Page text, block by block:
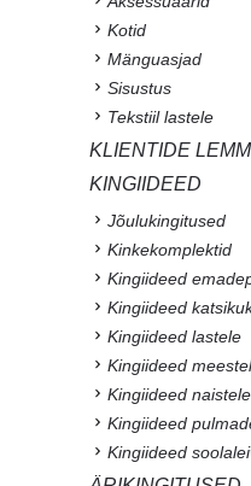
Kotid
Mänguasjad
Sisustus
Tekstiil lastele
KLIENTIDE
KINGIIDEED
Jõulukingitused
Kinkekomplektid
Kingiideed
Kingiideed
Kingiideed lastele
Kingiideed
Kingiideed naistele
Kingiideed
Kingiideed